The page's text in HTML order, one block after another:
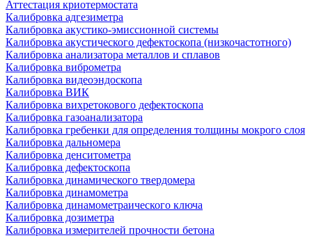
Аттестация криотермостата
Калибровка адгезиметра
Калибровка акустико-эмиссионной системы
Калибровка акустического дефектоскопа (низкочастотного)
Калибровка анализатора металлов и сплавов
Калибровка виброметра
Калибровка видеоэндоскопа
Калибровка ВИК
Калибровка вихретокового дефектоскопа
Калибровка газоанализатора
Калибровка гребенки для определения толщины мокрого слоя
Калибровка дальномера
Калибровка денситометра
Калибровка дефектоскопа
Калибровка динамического твердомера
Калибровка динамометра
Калибровка динамометраического ключа
Калибровка дозиметра
Калибровка измерителей прочности бетона